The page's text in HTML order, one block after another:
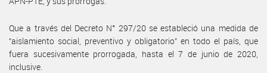
Que a través del Decreto N° 297/20 se estableció una medida de
“aislamiento social, preventivo y obligatorio” en todo el país, que
fuera sucesivamente prorrogada, hasta el 7 de junio de 2020,
inclusive.